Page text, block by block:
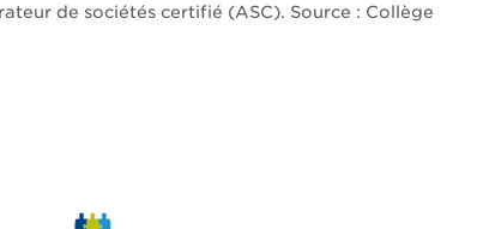
de sociétés certifié (ASC). Source : Collège